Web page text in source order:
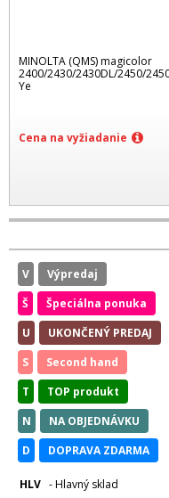
MINOLTA (QMS) magicolor
2400/2430/2430DL/2450/
Ye
Cena na vyžiadanie
V
Výpredaj
Š
Špeciálna ponuka
U
UKONČENÝ PREDAJ
S
Second hand
T
TOP produkt
N
NA OBJEDNÁVKU
D
DOPRAVA ZDARMA
HLV - Hlavný sklad